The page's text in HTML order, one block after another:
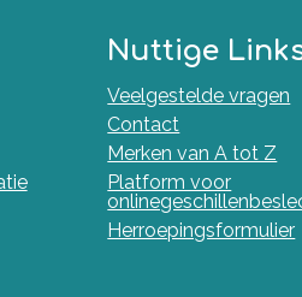
Nuttige
Veelgestelde vragen
Contact
Merken van A tot Z
Platform voor
Herroepingsformulier